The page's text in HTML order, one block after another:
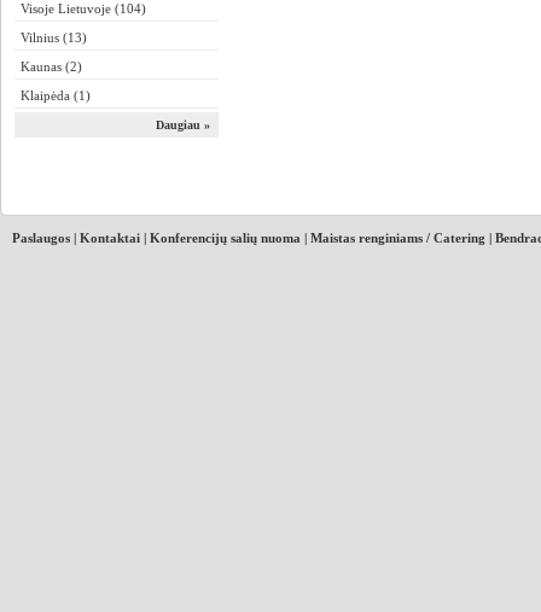
Visoje Lietuvoje (104)
Vilnius (13)
Kaunas (2)
Klaipėda (1)
Daugiau »
Paslaugos | Kontaktai | Konferencijų salių nuoma | Maistas renginiams / Catering |